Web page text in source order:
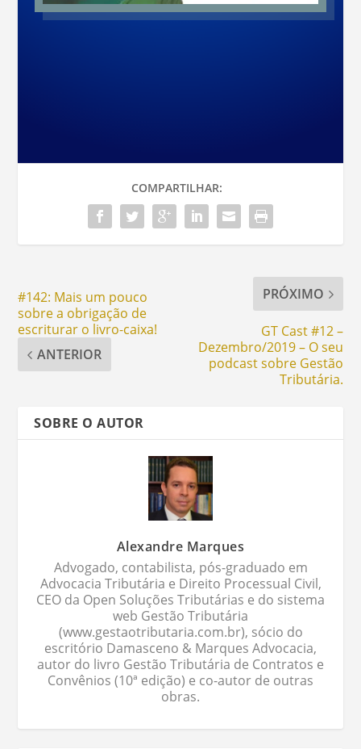
COMPARTILHAR:
#142: Mais um pouco
sobre a obrigação de
escriturar o livro-caixa!
ANTERIOR
PRÓXIMO
GT Cast #12 –
Dezembro/2019 – O seu
podcast sobre Gestão
Tributária.
SOBRE O AUTOR
Alexandre Marques
Advogado, contabilista, pós-graduado em
Advocacia Tributária e Direito Processual Civil,
CEO da Open Soluções Tributárias e do sistema
web Gestão Tributária
(www.gestaotributaria.com.br), sócio do
escritório Damasceno & Marques Advocacia,
autor do livro Gestão Tributária de Contratos e
Convênios (10ª edição) e co-autor de outras
obras.